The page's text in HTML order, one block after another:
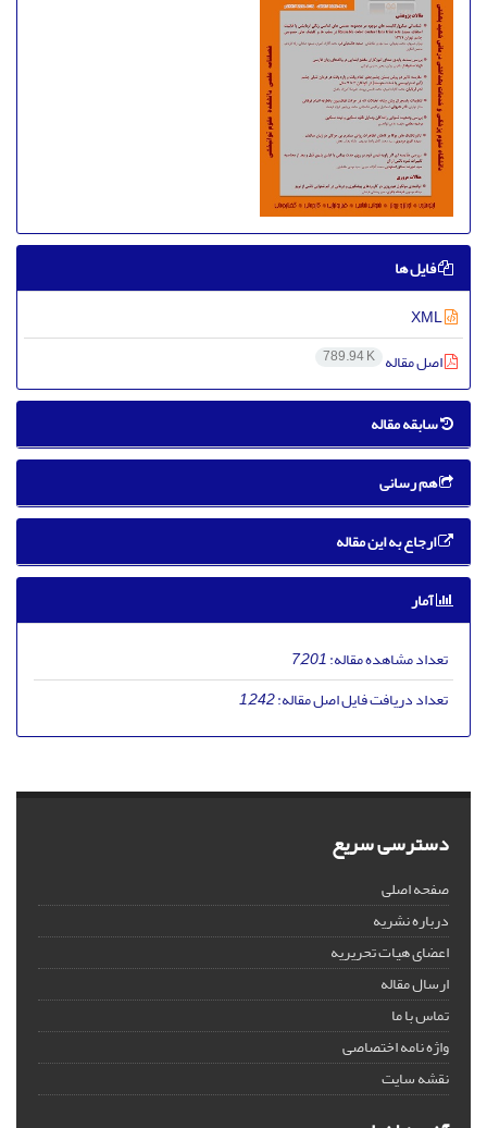
فایل ها
اصل مقاله 789.94 K
سابقه مقاله
هم رسانی
ارجاع به این مقاله
آمار
تعداد مشاهده مقاله:7,201
تعداد دریافت فایل اصل مقاله:1,242
دسترسی سریع
صفحه اصلی
درباره نشریه
اعضای هیات تحریریه
ارسال مقاله
تماس با ما
واژه نامه اختصاصی
نقشه سایت